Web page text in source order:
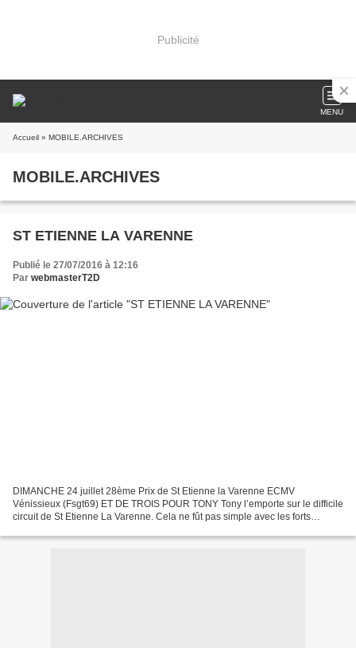
Publicité
MENU
Accueil » MOBILE.ARCHIVES
MOBILE.ARCHIVES
ST ETIENNE LA VARENNE
Publié le 27/07/2016 à 12:16
Par webmasterT2D
DIMANCHE 24 juillet 28ème Prix de St Etienne la Varenne ECMV
Vénissieux (Fsgt69) ET DE TROIS POUR TONY Tony l’emporte sur le difficile
circuit de St Etienne La Varenne. Cela ne fût pas simple avec les forts